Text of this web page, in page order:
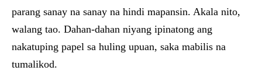
parang sanay na sanay na hindi mapansin. Akala nito,
walang tao. Dahan-dahan niyang ipinatong ang
nakatuping papel sa huling upuan, saka mabilis na
tumalikod.